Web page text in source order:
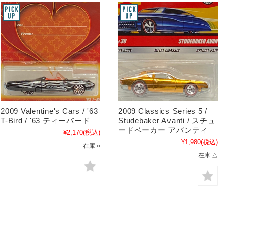
2009 Valentine's Cars / '63
T-Bird / '63 ティーバード
¥2,170(税込)
在庫 ○
2009 Classics Series 5 /
Studebaker Avanti / スチュ
ードベーカー アバンティ
¥1,980(税込)
在庫 △